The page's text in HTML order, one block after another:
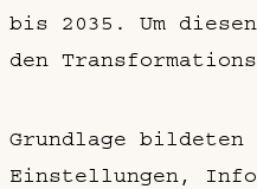
bis 2035. Um
den
Grundlage
Einstellungen,